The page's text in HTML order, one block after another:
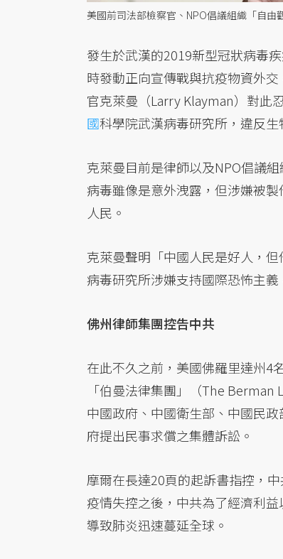
美國前司法部檢察官、NPO倡議組織「自
發生於武漢的2019新型冠狀病毒
時發動正向宣傳戰與抗疫物資外
官克萊曼（Larry Klayman）對此
國科學院武漢病毒研究所，違反
克萊曼目前是律師以及NPO倡議組
病毒雖像是意外洩露，但涉嫌被
人民。
克萊曼聲明「中國人民是好人，
病毒研究所涉嫌支持國際恐怖主
佛州律師集團控告中共
在此不久之前，美國佛羅里達州4
「伯曼法律集團」（The
中國政府、中國衛生部、中國民
府提出民事求償之集體訴訟。
摩爾在長達20頁的起訴書指控，
疫情失控之後，中共為了經濟利
導致肺炎迅速蔓延全球。